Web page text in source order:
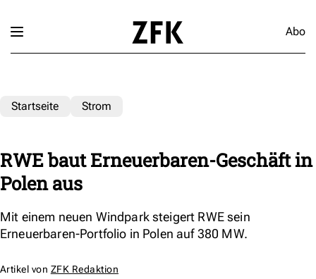
Abo
Startseite Strom
RWE baut Erneuerbaren-Geschäft in
Polen aus
Mit einem neuen Windpark steigert RWE sein
Erneuerbaren-Portfolio in Polen auf 380 MW.
Artikel von ZFK Redaktion